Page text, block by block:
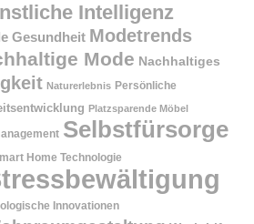
Intelligenz
Gesundheit Modetrends
Mode Nachhaltiges
Naturerlebnis Persönliche
Platzsparende Möbel
Selbstfürsorge
Home Technologie
Innovationen